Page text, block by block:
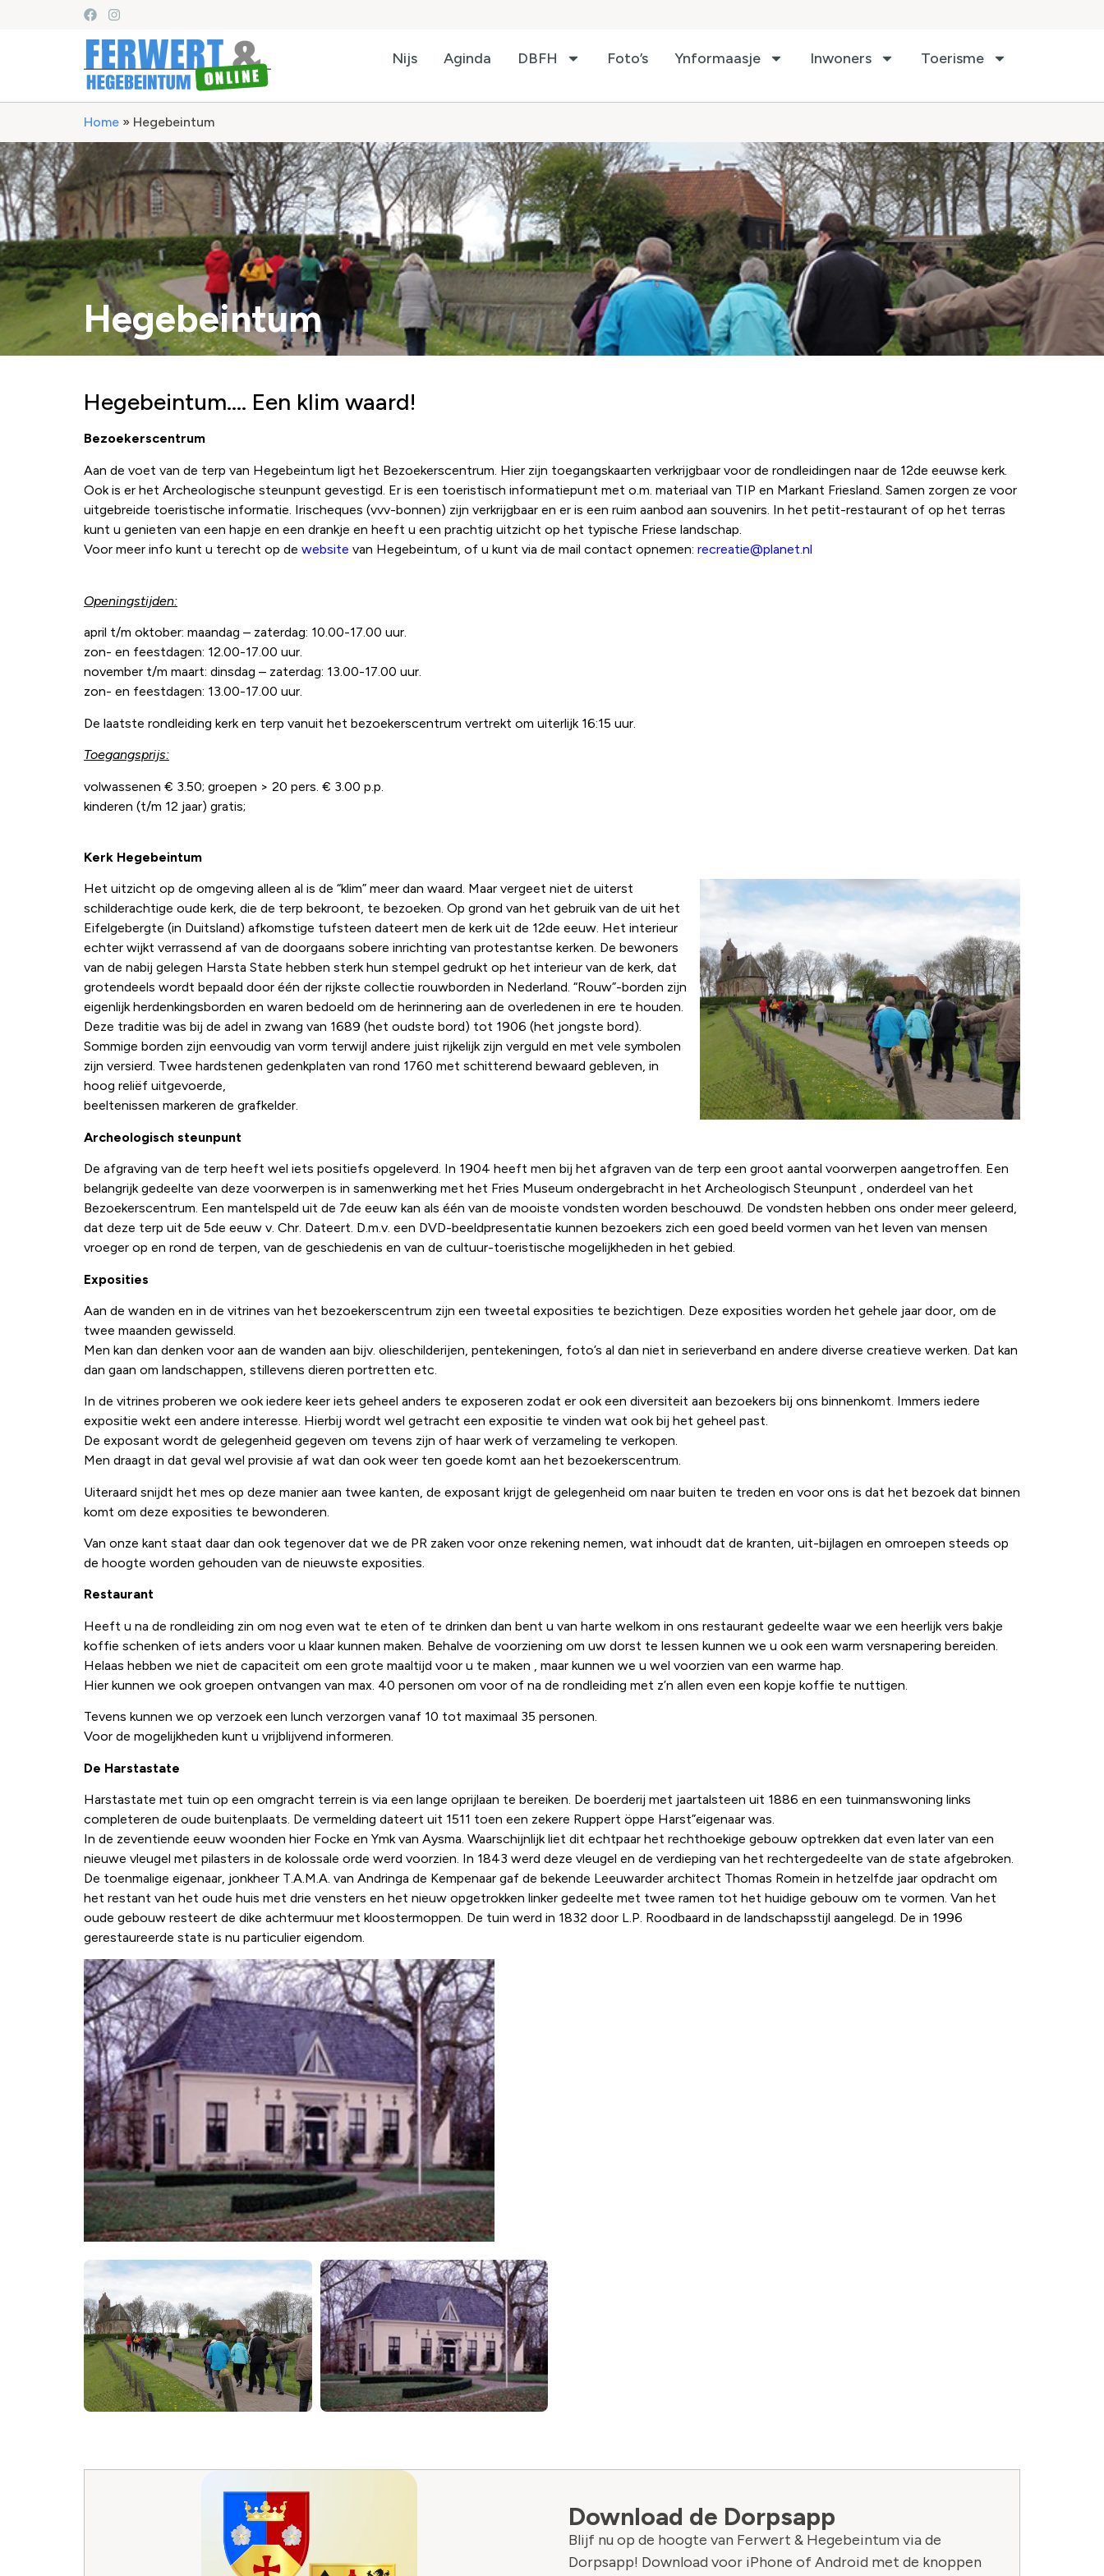
Nijs Aginda DBFH Foto’s Ynformaasje Inwoners Toerisme
Home » Hegebeintum
Hegebeintum
Hegebeintum…. Een klim waard!
Bezoekerscentrum
Aan de voet van de terp van Hegebeintum ligt het Bezoekerscentrum. Hier zijn toegangskaarten verkrijgbaar voor de rondleidingen naar de 12de eeuwse kerk.
Ook is er het Archeologische steunpunt gevestigd. Er is een toeristisch informatiepunt met o.m. materiaal van TIP en Markant Friesland. Samen zorgen ze voor
uitgebreide toeristische informatie. Irischeques (vvv-bonnen) zijn verkrijgbaar en er is een ruim aanbod aan souvenirs. In het petit-restaurant of op het terras
kunt u genieten van een hapje en een drankje en heeft u een prachtig uitzicht op het typische Friese landschap.
Voor meer info kunt u terecht op de website van Hegebeintum, of u kunt via de mail contact opnemen: recreatie@planet.nl
Openingstijden:
april t/m oktober: maandag – zaterdag: 10.00-17.00 uur.
zon- en feestdagen: 12.00-17.00 uur.
november t/m maart: dinsdag – zaterdag: 13.00-17.00 uur.
zon- en feestdagen: 13.00-17.00 uur.
De laatste rondleiding kerk en terp vanuit het bezoekerscentrum vertrekt om uiterlijk 16:15 uur.
Toegangsprijs:
volwassenen € 3.50; groepen > 20 pers. € 3.00 p.p.
kinderen (t/m 12 jaar) gratis;
Kerk Hegebeintum
Het uitzicht op de omgeving alleen al is de “klim” meer dan waard. Maar vergeet niet de uiterst
schilderachtige oude kerk, die de terp bekroont, te bezoeken. Op grond van het gebruik van de uit het
Eifelgebergte (in Duitsland) afkomstige tufsteen dateert men de kerk uit de 12de eeuw. Het interieur
echter wijkt verrassend af van de doorgaans sobere inrichting van protestantse kerken. De bewoners
van de nabij gelegen Harsta State hebben sterk hun stempel gedrukt op het interieur van de kerk, dat
grotendeels wordt bepaald door één der rijkste collectie rouwborden in Nederland. “Rouw”-borden zijn
eigenlijk herdenkingsborden en waren bedoeld om de herinnering aan de overledenen in ere te houden.
Deze traditie was bij de adel in zwang van 1689 (het oudste bord) tot 1906 (het jongste bord).
Sommige borden zijn eenvoudig van vorm terwijl andere juist rijkelijk zijn verguld en met vele symbolen
zijn versierd. Twee hardstenen gedenkplaten van rond 1760 met schitterend bewaard gebleven, in
hoog reliëf uitgevoerde,
beeltenissen markeren de grafkelder.
Archeologisch steunpunt
De afgraving van de terp heeft wel iets positiefs opgeleverd. In 1904 heeft men bij het afgraven van de terp een groot aantal voorwerpen aangetroffen. Een
belangrijk gedeelte van deze voorwerpen is in samenwerking met het Fries Museum ondergebracht in het Archeologisch Steunpunt , onderdeel van het
Bezoekerscentrum. Een mantelspeld uit de 7de eeuw kan als één van de mooiste vondsten worden beschouwd. De vondsten hebben ons onder meer geleerd,
dat deze terp uit de 5de eeuw v. Chr. Dateert. D.m.v. een DVD-beeldpresentatie kunnen bezoekers zich een goed beeld vormen van het leven van mensen
vroeger op en rond de terpen, van de geschiedenis en van de cultuur-toeristische mogelijkheden in het gebied.
Exposities
Aan de wanden en in de vitrines van het bezoekerscentrum zijn een tweetal exposities te bezichtigen. Deze exposities worden het gehele jaar door, om de
twee maanden gewisseld.
Men kan dan denken voor aan de wanden aan bijv. olieschilderijen, pentekeningen, foto’s al dan niet in serieverband en andere diverse creatieve werken. Dat kan
dan gaan om landschappen, stillevens dieren portretten etc.
In de vitrines proberen we ook iedere keer iets geheel anders te exposeren zodat er ook een diversiteit aan bezoekers bij ons binnenkomt. Immers iedere
expositie wekt een andere interesse. Hierbij wordt wel getracht een expositie te vinden wat ook bij het geheel past.
De exposant wordt de gelegenheid gegeven om tevens zijn of haar werk of verzameling te verkopen.
Men draagt in dat geval wel provisie af wat dan ook weer ten goede komt aan het bezoekerscentrum.
Uiteraard snijdt het mes op deze manier aan twee kanten, de exposant krijgt de gelegenheid om naar buiten te treden en voor ons is dat het bezoek dat binnen
komt om deze exposities te bewonderen.
Van onze kant staat daar dan ook tegenover dat we de PR zaken voor onze rekening nemen, wat inhoudt dat de kranten, uit-bijlagen en omroepen steeds op
de hoogte worden gehouden van de nieuwste exposities.
Restaurant
Heeft u na de rondleiding zin om nog even wat te eten of te drinken dan bent u van harte welkom in ons restaurant gedeelte waar we een heerlijk vers bakje
koffie schenken of iets anders voor u klaar kunnen maken. Behalve de voorziening om uw dorst te lessen kunnen we u ook een warm versnapering bereiden.
Helaas hebben we niet de capaciteit om een grote maaltijd voor u te maken , maar kunnen we u wel voorzien van een warme hap.
Hier kunnen we ook groepen ontvangen van max. 40 personen om voor of na de rondleiding met z’n allen even een kopje koffie te nuttigen.
Tevens kunnen we op verzoek een lunch verzorgen vanaf 10 tot maximaal 35 personen.
Voor de mogelijkheden kunt u vrijblijvend informeren.
De Harstastate
Harstastate met tuin op een omgracht terrein is via een lange oprijlaan te bereiken. De boerderij met jaartalsteen uit 1886 en een tuinmanswoning links
completeren de oude buitenplaats. De vermelding dateert uit 1511 toen een zekere Ruppert öppe Harst”eigenaar was.
In de zeventiende eeuw woonden hier Focke en Ymk van Aysma. Waarschijnlijk liet dit echtpaar het rechthoekige gebouw optrekken dat even later van een
nieuwe vleugel met pilasters in de kolossale orde werd voorzien. In 1843 werd deze vleugel en de verdieping van het rechtergedeelte van de state afgebroken.
De toenmalige eigenaar, jonkheer T.A.M.A. van Andringa de Kempenaar gaf de bekende Leeuwarder architect Thomas Romein in hetzelfde jaar opdracht om
het restant van het oude huis met drie vensters en het nieuw opgetrokken linker gedeelte met twee ramen tot het huidige gebouw om te vormen. Van het
oude gebouw resteert de dike achtermuur met kloostermoppen. De tuin werd in 1832 door L.P. Roodbaard in de landschapsstijl aangelegd. De in 1996
gerestaureerde state is nu particulier eigendom.
Download de Dorpsapp
Blijf nu op de hoogte van Ferwert & Hegebeintum via de
Dorpsapp! Download voor iPhone of Android met de knoppen